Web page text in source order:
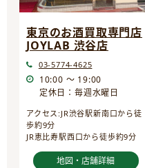
東京のお酒買取専門店
JOYLAB 渋谷店
03-5774-4625
10:00 ～ 19:00
定休日：毎週水曜日
アクセス:JR渋谷駅新南口から徒
歩約9分
JR恵比寿駅西口から徒歩約9分
地図・店舗詳細